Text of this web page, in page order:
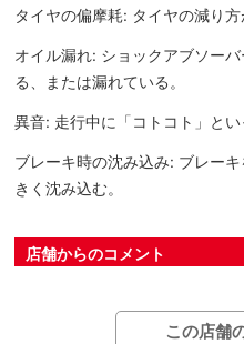
タイヤの偏摩耗: タイヤの減り方
オイル漏れ: ショックアブソー
る、または漏れている。
異音: 走行中に「コトコト」とい
ブレーキ時の沈み込み: ブレー
きく沈み込む。
店舗からのコメント
この店舗